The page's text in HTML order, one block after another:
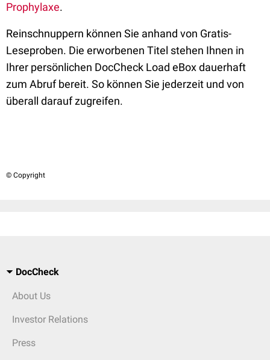
Prophylaxe.
Reinschnuppern können Sie anhand von Gratis-
Leseproben. Die erworbenen Titel stehen Ihnen in
Ihrer persönlichen DocCheck Load eBox dauerhaft
zum Abruf bereit. So können Sie jederzeit und von
überall darauf zugreifen.
© Copyright
DocCheck
About Us
Investor Relations
Press